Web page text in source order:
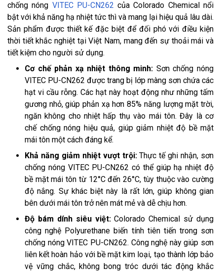
chống nóng VITEC PU-CN262 của Colorado Chemical nổi
bật với khả năng hạ nhiệt tức thì và mang lại hiệu quả lâu dài.
Sản phẩm được thiết kế đặc biệt để đối phó với điều kiện
thời tiết khắc nghiệt tại Việt Nam, mang đến sự thoải mái và
tiết kiệm cho người sử dụng.
Cơ chế phản xạ nhiệt thông minh: Sơn chống nóng
VITEC PU-CN262 được trang bị lớp màng sơn chứa các
hạt vi cầu rỗng. Các hạt này hoạt động như những tấm
gương nhỏ, giúp phản xạ hơn 85% năng lượng mặt trời,
ngăn không cho nhiệt hấp thụ vào mái tôn. Đây là cơ
chế chống nóng hiệu quả, giúp giảm nhiệt độ bề mặt
mái tôn một cách đáng kể.
Khả năng giảm nhiệt vượt trội:Thực tế ghi nhận, sơn
chống nóng VITEC PU-CN262 có thể giúp hạ nhiệt độ
bề mặt mái tôn từ 12°C đến 26°C, tùy thuộc vào cường
độ nắng. Sự khác biệt này là rất lớn, giúp không gian
bên dưới mái tôn trở nên mát mẻ và dễ chịu hơn.
Độ bám dính siêu việt:Colorado Chemical sử dụng
công nghệ Polyurethane biến tính tiên tiến trong sơn
chống nóng VITEC PU-CN262. Công nghệ này giúp sơn
liên kết hoàn hảo với bề mặt kim loại, tạo thành lớp bảo
vệ vững chắc, không bong tróc dưới tác động khắc